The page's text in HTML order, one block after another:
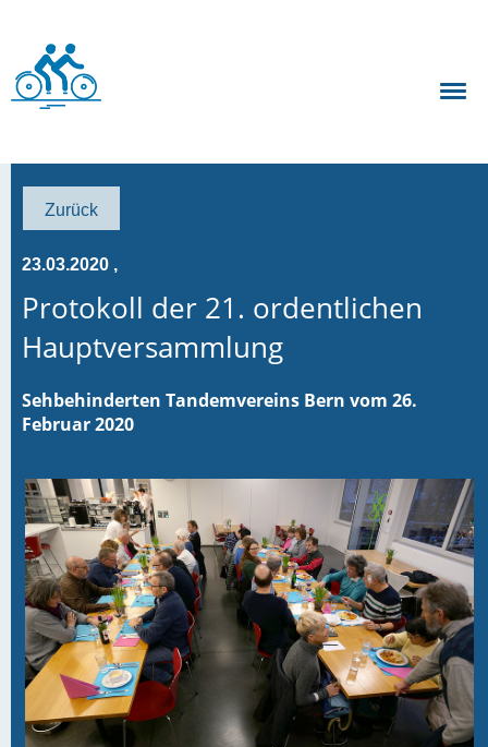
Zurück
23.03.2020 ,
Protokoll der 21. ordentlichen
Hauptversammlung
Sehbehinderten Tandemvereins Bern vom 26.
Februar 2020